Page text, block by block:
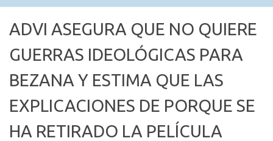
ADVI ASEGURA QUE NO QUIERE
GUERRAS IDEOLÓGICAS PARA
BEZANA Y ESTIMA QUE LAS
EXPLICACIONES DE PORQUE SE
HA RETIRADO LA PELÍCULA